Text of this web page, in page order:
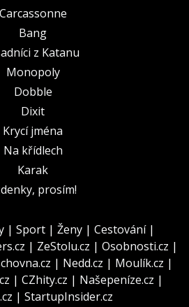
Carcassonne
Bang
z Katanu
Monopoly
Dobble
Dixit
Krycí jména
Na křídlech
Karak
prosím!
| Sport | Ženy | Cestování|
| ZeStolu.cz | Osobnosti.cz |
| Nedd.cz | Moulík.cz |
| CZhity.cz | Našepeníze.cz |
| StartupInsider.cz